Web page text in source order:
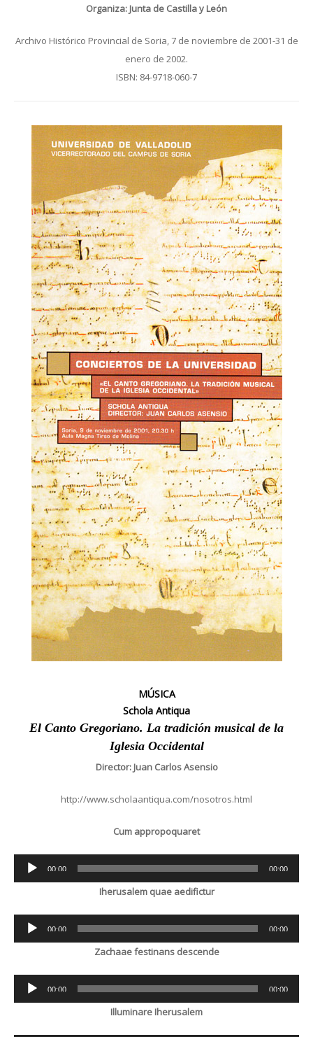
Organiza: Junta de Castilla y León
Archivo Histórico Provincial de Soria, 7 de noviembre de 2001-31 de
enero de 2002.
ISBN: 84-9718-060-7
MÚSICA
Schola Antiqua
El Canto Gregoriano. La tradición musical de la
Iglesia Occidental
Director: Juan Carlos Asensio
http://www.scholaantiqua.com/nosotros.html
Cum appropoquaret
Player
00:00 00:00
Iherusalem quae aedifictur
Player
00:00 00:00
Zachaae festinans descende
Player
00:00 00:00
Illuminare Iherusalem